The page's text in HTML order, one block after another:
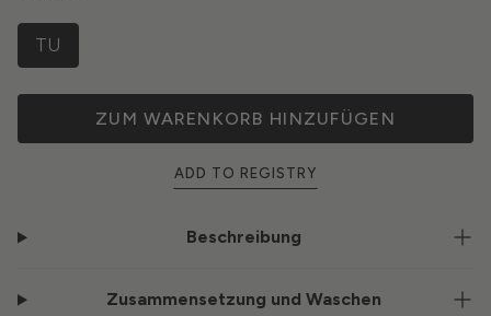
TU
ZUM WARENKORB HINZUFÜGEN
ADD TO REGISTRY
Beschreibung
Zusammensetzung und Waschen